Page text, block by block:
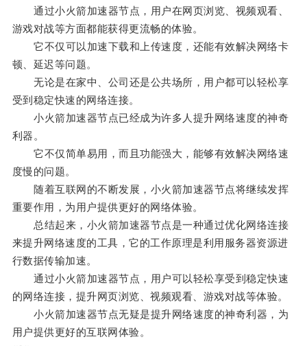
通过小火箭加速器节点，用户在网页浏览、视频观看、
游戏对战等方面都能获得更流畅的体验。
它不仅可以加速下载和上传速度，还能有效解决网络卡
顿、延迟等问题。
无论是在家中、公司还是公共场所，用户都可以轻松享
受到稳定快速的网络连接。
小火箭加速器节点已经成为许多人提升网络速度的神奇
利器。
它不仅简单易用，而且功能强大，能够有效解决网络速
度慢的问题。
随着互联网的不断发展，小火箭加速器节点将继续发挥
重要作用，为用户提供更好的网络体验。
总结起来，小火箭加速器节点是一种通过优化网络连接
来提升网络速度的工具，它的工作原理是利用服务器资源进
行数据传输加速。
通过小火箭加速器节点，用户可以轻松享受到稳定快速
的网络连接，提升网页浏览、视频观看、游戏对战等体验。
小火箭加速器节点无疑是提升网络速度的神奇利器，为
用户提供更好的互联网体验。